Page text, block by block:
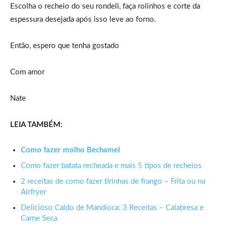
Escolha o recheio do seu rondeli, faça rolinhos e corte da
espessura desejada após isso leve ao forno.
Então, espero que tenha gostado
Com amor
Nate
LEIA TAMBÉM:
Como fazer molho Bechamel
Como fazer batata recheada e mais 5 tipos de recheios
2 receitas de como fazer tirinhas de frango – Frita ou na
Airfryer
Delicioso Caldo de Mandioca: 3 Receitas – Calabresa e
Carne Seca